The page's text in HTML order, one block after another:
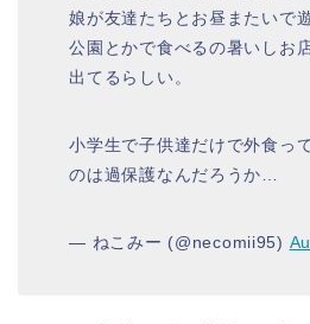
娘が友達たちとお昼またいで
公園とかで食べるの暑いしお
出てるらしい。
小学生で子供達だけで外食っ
のは過保護なんだろうか…
— ねこみー (@necomii95)